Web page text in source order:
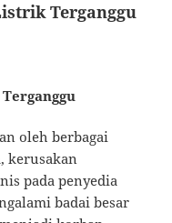
Terganggu
oleh berbagai
kerusakan
pada penyedia
badai besar